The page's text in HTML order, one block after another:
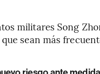
militares Song
sean más